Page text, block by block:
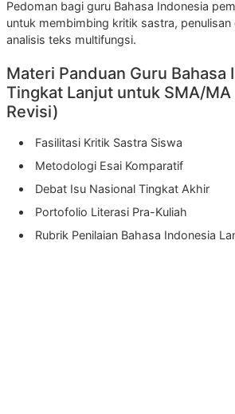
Pedoman bagi guru Bahasa Indonesia
untuk membimbing kritik sastra, penulisan
analisis teks multifungsi.
Materi Panduan Guru Bahasa
Tingkat Lanjut untuk SMA/MA
Revisi)
Fasilitasi Kritik Sastra Siswa
Metodologi Esai Komparatif
Debat Isu Nasional Tingkat Akhir
Portofolio Literasi Pra-Kuliah
Rubrik Penilaian Bahasa Indonesia